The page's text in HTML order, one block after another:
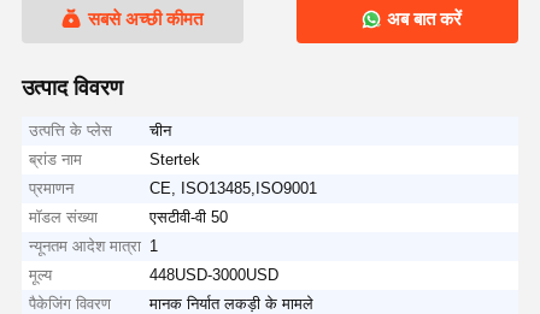
सबसे अच्छी कीमत अब बात करें
उत्पाद विवरण
उत्पत्ति के प्लेस
चीन
ब्रांड नाम
Stertek
प्रमाणन
CE, ISO13485,ISO9001
मॉडल संख्या
एसटीवी-वी 50
न्यूनतम आदेश मात्रा 1
मूल्य
448USD-3000USD
पैकेजिंग विवरण
मानक निर्यात लकड़ी के मामले